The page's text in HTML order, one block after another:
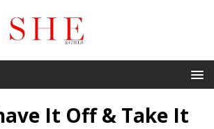
It Off & Take It